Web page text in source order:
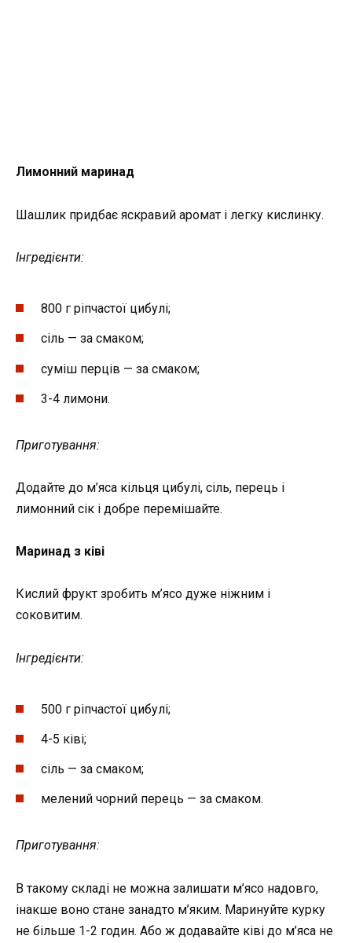
Лимонний маринад
Шашлик придбає яскравий аромат і легку кислинку.
Інгредієнти:
800 г ріпчастої цибулі;
сіль — за смаком;
суміш перців — за смаком;
3-4 лимони.
Приготування:
Додайте до м’яса кільця цибулі, сіль, перець і
лимонний сік і добре перемішайте.
Маринад з ківі
Кислий фрукт зробить м’ясо дуже ніжним і
соковитим.
Інгредієнти:
500 г ріпчастої цибулі;
4-5 ківі;
сіль — за смаком;
мелений чорний перець — за смаком.
Приготування:
В такому складі не можна залишати м’ясо надовго,
інакше воно стане занадто м’яким. Маринуйте курку
не більше 1-2 годин. Або ж додавайте ківі до м’яса не